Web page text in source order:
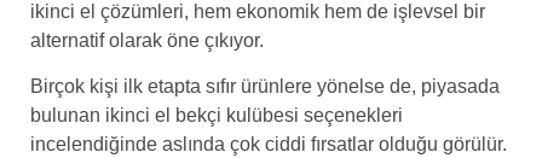
ikinci el çözümleri, hem ekonomik hem de işlevsel bir
alternatif olarak öne çıkıyor.
Birçok kişi ilk etapta sıfır ürünlere yönelse de, piyasada
bulunan ikinci el bekçi kulübesi seçenekleri
incelendiğinde aslında çok ciddi fırsatlar olduğu görülür.